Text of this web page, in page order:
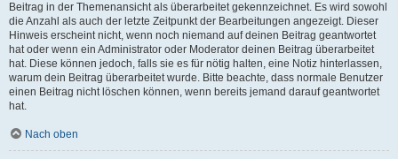
Beitrag in der Themenansicht als überarbeitet gekennzeichnet. Es wird sowohl
die Anzahl als auch der letzte Zeitpunkt der Bearbeitungen angezeigt. Dieser
Hinweis erscheint nicht, wenn noch niemand auf deinen Beitrag geantwortet
hat oder wenn ein Administrator oder Moderator deinen Beitrag überarbeitet
hat. Diese können jedoch, falls sie es für nötig halten, eine Notiz hinterlassen,
warum dein Beitrag überarbeitet wurde. Bitte beachte, dass normale Benutzer
einen Beitrag nicht löschen können, wenn bereits jemand darauf geantwortet
hat.
Nach oben